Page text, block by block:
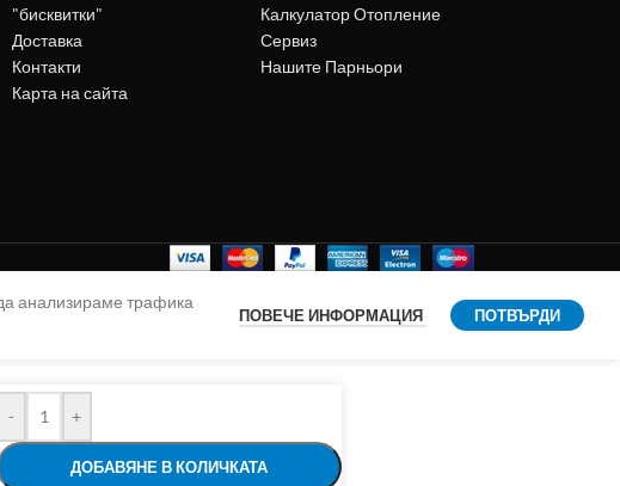
"бисквитки"
Доставка
Контакти
Карта на сайта
Калкулатор Отопление
Сервиз
Нашите Парньори
анализираме трафика
ПОВЕЧЕ ИНФОРМАЦИЯ ПОТВЪРДИ
- +
ДОБАВЯНЕ В КОЛИЧКАТА